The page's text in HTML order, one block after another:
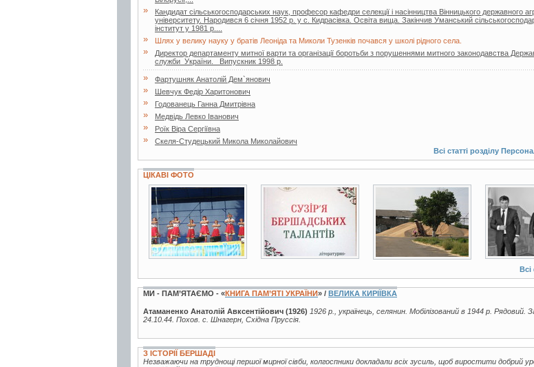
»
Кандидат сільськогосподарських наук, професор кафедри селекції і насінництва Вінницького державного
університету. Народився 6 січня 1952 р. у с. Кидрасівка. Освіта вища. Закінчив Уманський
інститут у 1981 р....
» Шлях у велику науку у братів Леоніда та Миколи Тузенків почався у школі рідного села.
»
Директор департаменту митної варти та організації боротьби з порушеннями митного законодавства
служби України. Випускник 1998 р.
» Фартушняк Анатолій Дем`янович
» Шевчук Федір Харитонович
» Годованець Ганна Дмитрівна
» Медвідь Левко Іванович
» Роїк Віра Сергіївна
»
Скеля-Студецький Микола Миколайович
Всі статті розділу
ЦІКАВІ ФОТО
2 фото
Всі
МИ - ПАМ’ЯТАЄМО - «КНИГА ПАМ’ЯТІ УКРАЇНИ» / ВЕЛИКА КИРІЇВКА
Атаманенко Анатолій Авксентійович (1926) 1926 р., українець, селянин. Мобілізований в 1944 р. Рядовий.
24.10.44. Похов. с. Шнагерн, Східна Пруссія.
З ІСТОРІЇ БЕРШАДІ
Незважаючи на труднощі першої мирної сівби, колгоспники докладали всіх зусиль, щоб виростити добрий